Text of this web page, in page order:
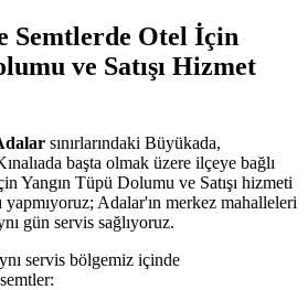
Semtlerde Otel İçin
ve Satışı Hizmet
sınırlarındaki Büyükada,
başta olmak üzere ilçeye bağlı
Yangın Tüpü Dolumu ve Satışı hizmeti
Adalar'ın merkez mahalleleri
gün servis sağlıyoruz.
servis bölgemiz içinde